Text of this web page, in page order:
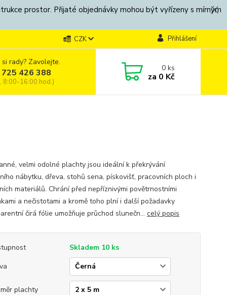
prostor. Přijaté objednávky mohou být vyřízeny s mírným
CZK Přihlášení
rady? Zavolejte.
426 388
8:00-16:00 hod.)
0ks
za 0 Kč
velmi odolné plachty jsou ideální k překrývání
nábytku, dřeva, stohů sena, pískovišť, pracovních ploch i
materiálů. Chrání před nepříznivými povětrnostními
a nečistotami a kromě toho plní i další požadavky
čirá fólie umožňuje průchod slunečn... celý popis
Skladem 10 ks
plachty